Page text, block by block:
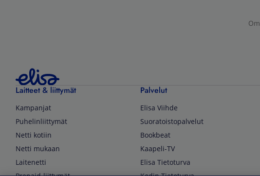
Laitteet & liittymät
Kampanjat
Puhelinliittymät
Netti kotiin
Netti mukaan
Laitenetti
Palvelut
Elisa Viihde
Suoratoistopalvelut
Bookbeat
Kaapeli-TV
Elisa Tietoturva